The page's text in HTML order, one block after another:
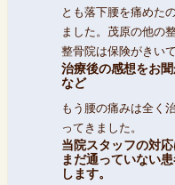
とも落下腰を痛めた
ました。茂原の他の
整骨院は保険がきい
治療後の感想をお
など
もう腰の痛みは全く
ってきました。
当院スタッフの対
まだ通っていない
します。